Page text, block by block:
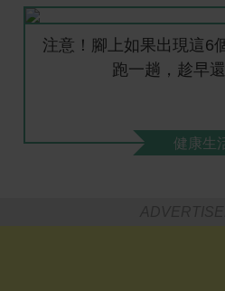
注意！腳上如果出現這6
跑一趟，趁早
健康生